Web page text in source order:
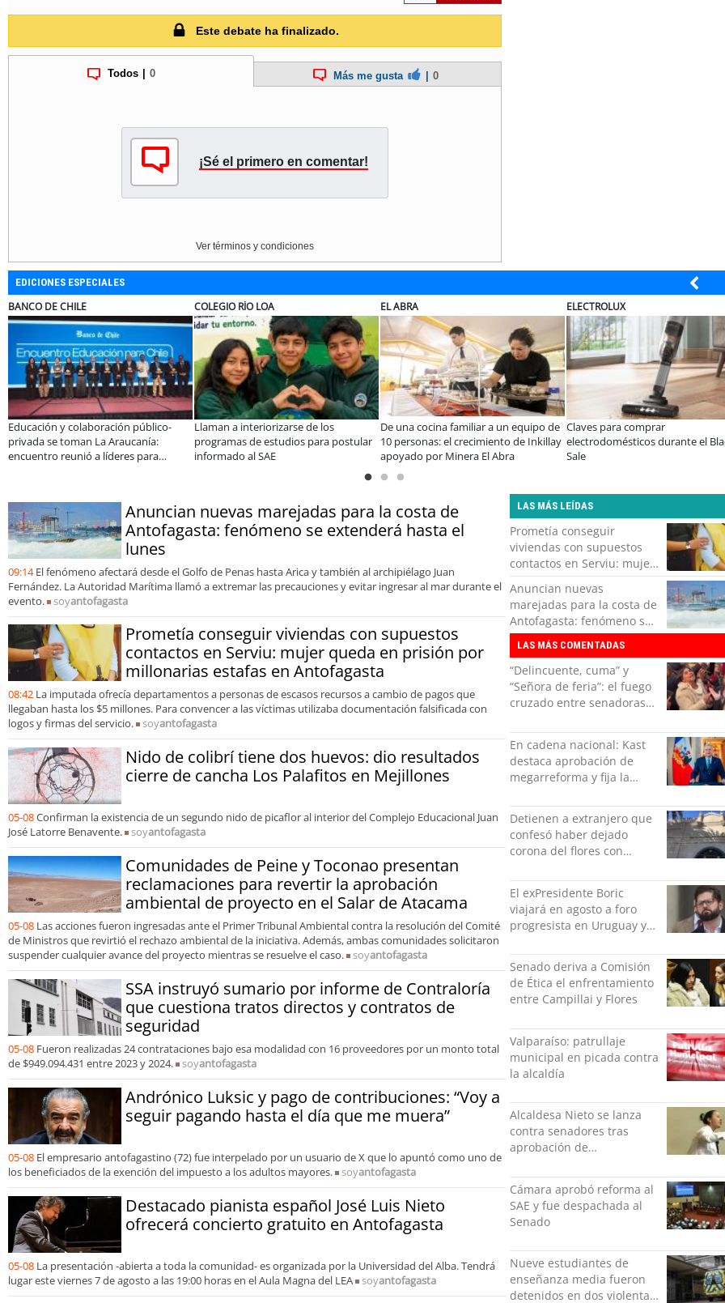
Este debate ha finalizado.
Todos 0 Más me gusta 0
¡Sé el primero en comentar!
Ver términos y condiciones
EDICIONES ESPECIALES
familiar a un equipo de
el crecimiento de Inkillay
Minera El Abra
ELECTROLUX
Claves para comprar
electrodomésticos durante el Black
Sale
A dos años de la Ley Karin:
especialistas afirman que el desafío es
consolidar un cambio cultural en las
organizaciones
ELECTROLUX
¿Qué buscan hoy las familias en la
tecnología para el hogar?
en el
Anuncian nuevas marejadas para la costa de
Antofagasta: fenómeno se extenderá hasta el
lunes
09:14 El fenómeno afectará desde el Golfo de Penas hasta Arica y también al archipiélago Juan
Fernández. La Autoridad Marítima llamó a extremar las precauciones y evitar ingresar al mar durante el
evento.
soyantofagasta
Prometía conseguir viviendas con supuestos
contactos en Serviu: mujer queda en prisión por
millonarias estafas en Antofagasta
08:42 La imputada ofrecía departamentos a personas de escasos recursos a cambio de pagos que
llegaban hasta los $5 millones. Para convencer a las víctimas utilizaba documentación falsificada con
logos y firmas del servicio.
soyantofagasta
Nido de colibrí tiene dos huevos: dio resultados
cierre de cancha Los Palafitos en Mejillones
05-08Confirman la existencia de un segundo nido de picaflor al interior del Complejo Educacional Juan
José Latorre Benavente.
soyantofagasta
Comunidades de Peine y Toconao presentan
reclamaciones para revertir la aprobación
ambiental de proyecto en el Salar de Atacama
05-08 Las acciones fueron ingresadas ante el Primer Tribunal Ambiental contra la resolución del Comité
de Ministros que revirtió el rechazo ambiental de la iniciativa. Además, ambas comunidades solicitaron
suspender cualquier avance del proyecto mientras se resuelve el caso.
soyantofagasta
SSA instruyó sumario por informe de Contraloría
que cuestiona tratos directos y contratos de
seguridad
05-08 Fueron realizadas 24 contrataciones bajo esa modalidad con 16 proveedores por un monto total
de $949.094.431 entre 2023 y 2024.
soyantofagasta
Andrónico Luksic y pago de contribuciones: “Voy a
seguir pagando hasta el día que me muera”
05-08 El empresario antofagastino (72) fue interpelado por un usuario de X que lo apuntó como uno de
los beneficiados de la exención del impuesto a los adultos mayores.
soyantofagasta
Destacado pianista español José Luis Nieto
ofrecerá concierto gratuito en Antofagasta
05-08 La presentación -abierta a toda la comunidad- es organizada por la Universidad del Alba. Tendrá
lugar este viernes 7 de agosto a las 19:00 horas en el Aula Magna del LEA
soyantofagasta
LAS MÁS LEÍDAS
Prometía conseguir
viviendas con supuestos
contactos en Serviu: mujer
queda en prisión por
millonarias estafas en
Antofagasta
Anuncian nuevas
marejadas para la costa de
Antofagasta: fenómeno se
extenderá hasta el lunes
LAS MÁS COMENTADAS
“Delincuente, cuma” y
“Señora de feria”: el fuego
cruzado entre senadoras
Senado
En cadena nacional: Kast
destaca aprobación de
megarreforma y fija la
desafío del Gobierno
Detienen a extranjero que
confesó haber dejado
corona del flores con
exPenitenciaría
El exPresidente Boric
viajará en agosto a foro
progresista en Uruguay y
Senado deriva a Comisión
de Ética el enfrentamiento
entre Campillai y Flores
Valparaíso: patrullaje
municipal en picada contra
la alcaldía
Alcaldesa Nieto se lanza
contra senadores tras
aprobación de
"Gobierno indolente"
Cámara aprobó reforma al
SAE y fue despachada al
Senado
Nueve estudiantes de
enseñanza media fueron
detenidos en dos violentas